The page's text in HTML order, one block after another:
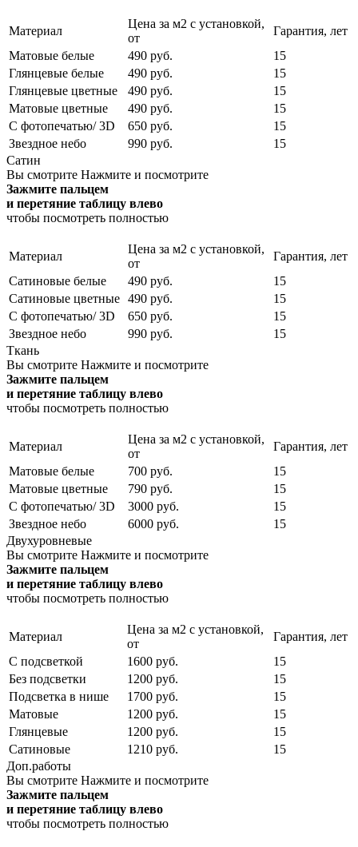
Материал
Цена за м2 с установкой,
от
Гарантия, лет
Матовые белые
490 руб.
15
Глянцевые белые
490 руб.
15
Глянцевые цветные
490 руб.
15
Матовые цветные
490 руб.
15
С фотопечатью/ 3D
650 руб.
15
Звездное небо
990 руб.
15
Сатин
Вы смотрите Нажмите и посмотрите
Зажмите пальцем
и перетяние таблицу влево
чтобы посмотреть полностью
Материал
Цена за м2 с установкой,
от
Гарантия, лет
Сатиновые белые
490 руб.
15
Сатиновые цветные 490 руб.
15
С фотопечатью/ 3D
650 руб.
15
Звездное небо
990 руб.
15
Ткань
Вы смотрите Нажмите и посмотрите
Зажмите пальцем
и перетяние таблицу влево
чтобы посмотреть полностью
Материал
Цена за м2 с установкой,
от
Гарантия, лет
Матовые белые
700 руб.
15
Матовые цветные
790 руб.
15
С фотопечатью/ 3D
3000 руб.
15
Звездное небо
6000 руб.
15
Двухуровневые
Вы смотрите Нажмите и посмотрите
Зажмите пальцем
и перетяние таблицу влево
чтобы посмотреть полностью
Материал
Цена за м2 с установкой,
от
Гарантия, лет
С подсветкой
1600 руб.
15
Без подсветки
1200 руб.
15
Подсветка в нише
1700 руб.
15
Матовые
1200 руб.
15
Глянцевые
1200 руб.
15
Сатиновые
1210 руб.
15
Доп.работы
Вы смотрите Нажмите и посмотрите
Зажмите пальцем
и перетяние таблицу влево
чтобы посмотреть полностью